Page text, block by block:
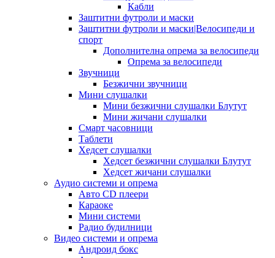
Кабли
Заштитни футроли и маски
Заштитни футроли и маски|Велосипеди и
спорт
Дополнителна опрема за велосипеди
Опрема за велосипеди
Звучници
Безжични звучници
Мини слушалки
Мини безжични слушалки Блутут
Мини жичани слушалки
Смарт часовници
Таблети
Хедсет слушалки
Хедсет безжични слушалки Блутут
Хедсет жичани слушалки
Аудио системи и опрема
Авто CD плеери
Караоке
Мини системи
Радио будилници
Видео системи и опрема
Андроид бокс